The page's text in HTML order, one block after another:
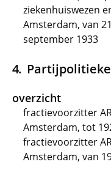
ziekenhuiswezen
Amsterdam, van
september 1933
overzicht
fractievoorzitter
Amsterdam, tot
fractievoorzitter
Amsterdam, van